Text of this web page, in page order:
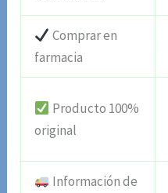
Comprar en
farmacia
Producto 100%
original
Información de